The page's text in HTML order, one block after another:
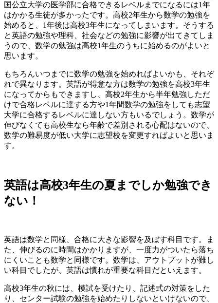
国公立大学の医学部に合格できるレベルまでになるには1年
はかかる生徒が多かったです。高校2年生から数学の勉強を
始めると、1年後は高校3年生になってしまいます。そうする
と英語の勉強や理科、社会などの勉強に影響が出てきてしま
うので、 数学の勉強は高校1年生のうちに始めるのがよいと
思います。
もちろんいつまでに数学の勉強を始めればよいかも、それぞ
れで異なります。英語が得意な方は数学の勉強を高校3年生
になってからもできますし、高校2年生から半年勉強しただ
けで合格レベルに達する方や1年間数学の勉強をしても志望
大学に合格するレベルに達しない方もいるでしょう。数学が
伸びなくても高校生なら年齢で差別される心配はないので、
数学の難易度が低い大学に志望校を変更すればよいと思いま
す。
英語は高校3年生の夏までしか勉強でき
ない！
英語は数学と同様、合格に大きな影響を及ぼす科目です。ま
た、伸びるのに時間はかかりますが、一度力がついたら落ち
にくいことも数学と同様です。数学は、アウトプットが難し
い科目でしたが、 英語は慣れが重要な科目 だといえます。
高校3年生の秋には、模試を受けたり、記述式の対策をした
り、センター試験の勉強を始めたりしないといけないので、